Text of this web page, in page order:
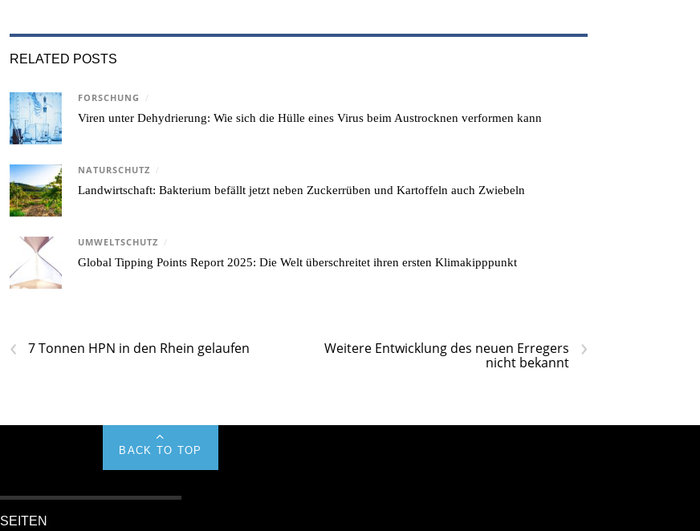
RELATED POSTS
FORSCHUNG /
Viren unter Dehydrierung: Wie sich die Hülle eines Virus beim Austrocknen verformen kann
NATURSCHUTZ /
Landwirtschaft: Bakterium befällt jetzt neben Zuckerrüben und Kartoffeln auch Zwiebeln
UMWELTSCHUTZ /
Global Tipping Points Report 2025: Die Welt überschreitet ihren ersten Klimakipppunkt
‹ 7 Tonnen HPN in den Rhein gelaufen ›
Weitere Entwicklung des neuen Erregers
nicht bekannt
BACK TO TOP
SEITEN